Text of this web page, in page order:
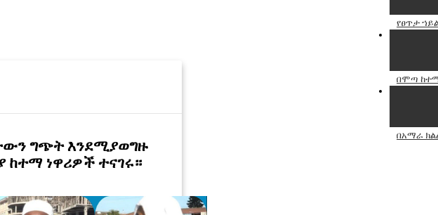
የፀጥታ
በሞጣ
በአማራ
ግጭት እንደሚያወግዙ
ከተማ ነዋሪዎች ተናገሩ።